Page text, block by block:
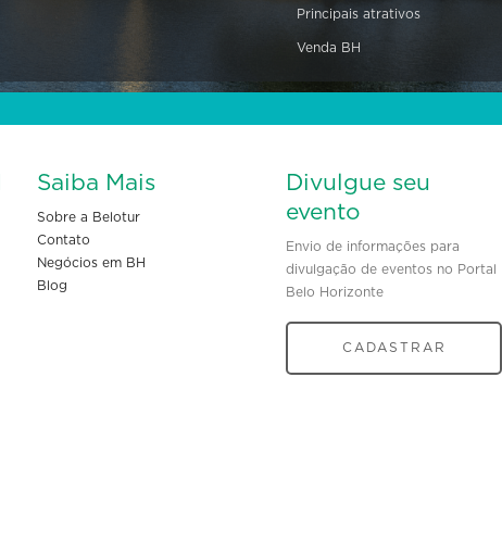
Principais atrativos
Venda BH
Saiba Mais
Sobre a Belotur
Contato
Negócios em BH
Blog
Divulgue seu
evento
Envio de informações para
divulgação de eventos no Portal
Belo Horizonte
CADASTRAR